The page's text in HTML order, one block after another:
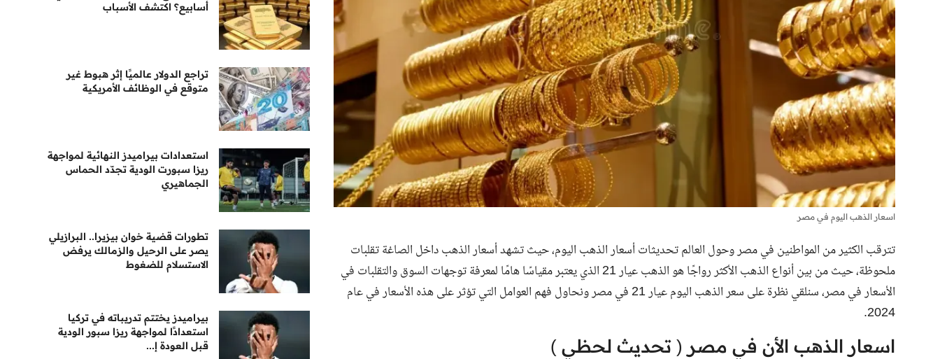
اسعار الذهب اليوم في مصر
تترقب الكثير من المواطنين في مصر وحول العالم تحديثات أسعار الذهب اليوم، حيث تشهد أسعار الذهب داخل الصاغة تقلبات
ملحوظة، حيث من بين أنواع الذهب الأكثر رواجًا هو الذهب عيار 21 الذي يعتبر مقياسًا هامًا لمعرفة توجهات السوق والتقلبات في
الأسعار في مصر، سنلقي نظرة على سعر الذهب اليوم عيار 21 في مصر ونحاول فهم العوامل التي تؤثر على هذه الأسعار في عام
2024.
اسعار الذهب الأن في مصر ( تحديث لحظي )
أسابيع؟ اكتشف الأسباب
تراجع الدولار عالميًا إثر هبوط غير
متوقع في الوظائف الأمريكية
استعدادات بيراميدز النهائية لمواجهة
ريزا سبورت الودية تجدّد الحماس
الجماهيري
تطورات قضية خوان بيزيرا.. البرازيلي
يصر على الرحيل والزمالك يرفض
الاستسلام للضغوط
بيراميدز يختتم تدريباته في تركيا
استعدادًا لمواجهة ريزا سبور الودية
قبل العودة إ...